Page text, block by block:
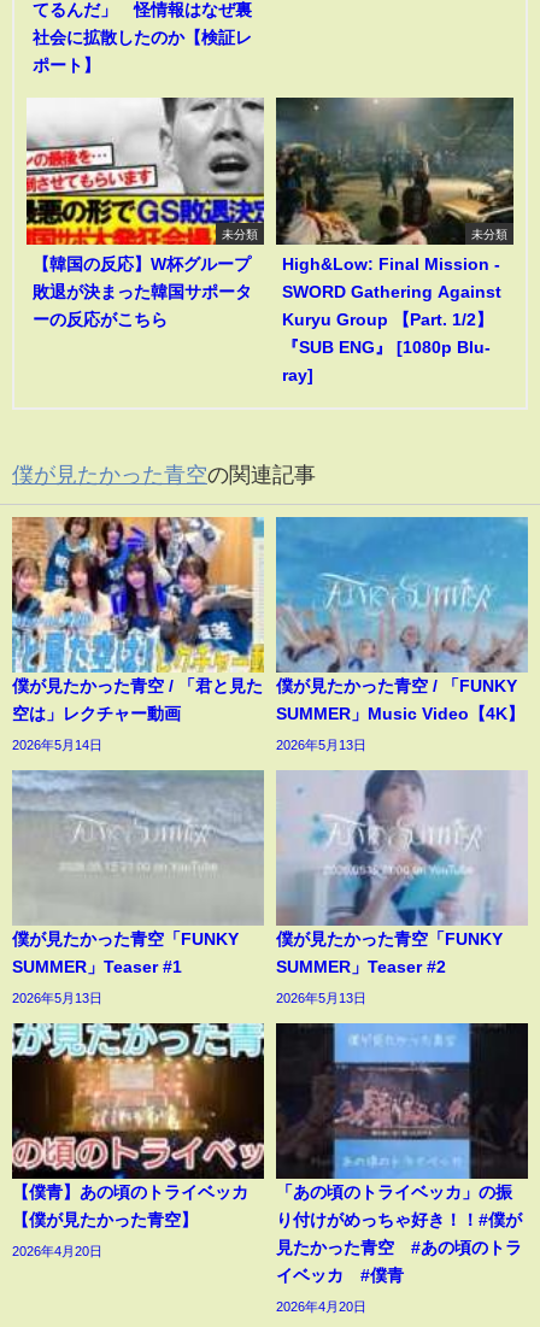
てるんだ」 怪情報はなぜ裏
社会に拡散したのか【検証レ
ポート】
未分類
【韓国の反応】W杯グループ
敗退が決まった韓国サポータ
ーの反応がこちら
未分類
High&Low: Final Mission -
SWORD Gathering Against
Kuryu Group 【Part. 1/2】
『SUB ENG』 [1080p Blu-
ray]
僕が見たかった青空の関連記事
僕が見たかった青空 / 「君と見た
空は」レクチャー動画
2026年5月14日
僕が見たかった青空 / 「FUNKY
SUMMER」Music Video【4K】
2026年5月13日
僕が見たかった青空「FUNKY
SUMMER」Teaser #1
2026年5月13日
僕が見たかった青空「FUNKY
SUMMER」Teaser #2
2026年5月13日
【僕青】あの頃のトライベッカ
【僕が見たかった青空】
2026年4月20日
「あの頃のトライベッカ」の振
り付けがめっちゃ好き！！#僕が
見たかった青空 #あの頃のトラ
イベッカ #僕青
2026年4月20日